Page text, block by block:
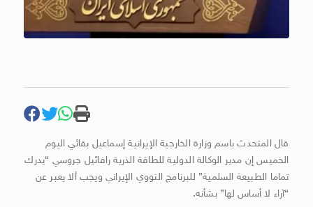
قال المتحدث باسم وزارة الخارجية الإيرانية إسماعيل بقائي اليوم
الخميس إن مدير الوكالة الدولية للطاقة الذرية رافائيل جروسي “يدرك
تماما الطبيعة السلمية” للبرنامج النووي الإيراني ويجب ألا يعبر عن
“آراء لا أساس لها” بشأنه.